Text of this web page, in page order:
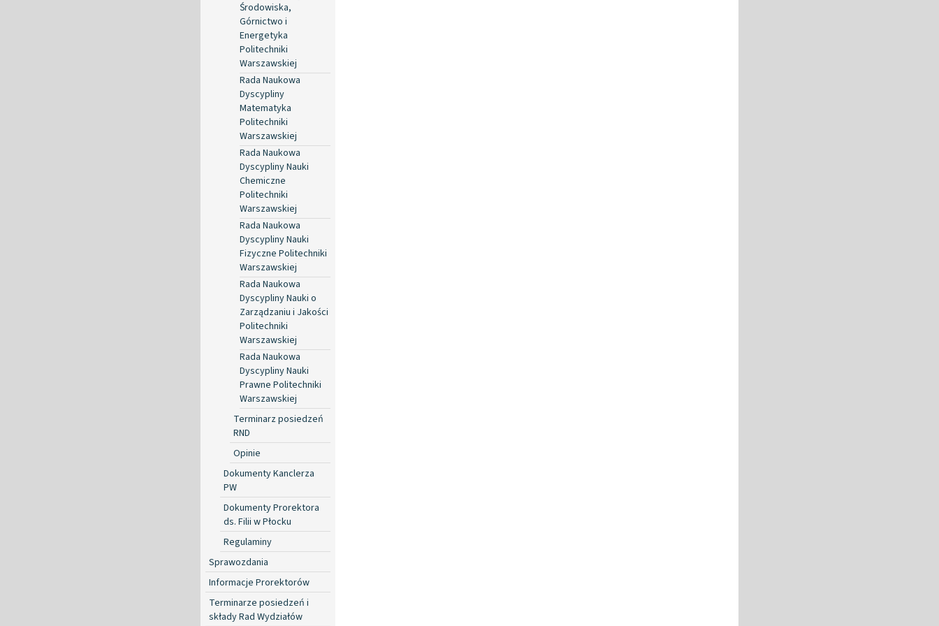
Środowiska,
Górnictwo i
Energetyka
Politechniki
Warszawskiej
Rada Naukowa
Dyscypliny
Matematyka
Politechniki
Warszawskiej
Rada Naukowa
Dyscypliny Nauki
Chemiczne
Politechniki
Warszawskiej
Rada Naukowa
Dyscypliny Nauki
Fizyczne Politechniki
Warszawskiej
Rada Naukowa
Dyscypliny Nauki o
Zarządzaniu i Jakości
Politechniki
Warszawskiej
Rada Naukowa
Dyscypliny Nauki
Prawne Politechniki
Warszawskiej
Terminarz posiedzeń
RND
Opinie
Dokumenty Kanclerza
PW
Dokumenty Prorektora
ds. Filii w Płocku
Regulaminy
Sprawozdania
Informacje Prorektorów
Terminarze posiedzeń i
składy Rad Wydziałów